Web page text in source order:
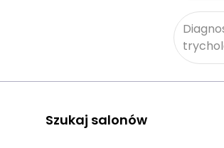
Szukaj salonów